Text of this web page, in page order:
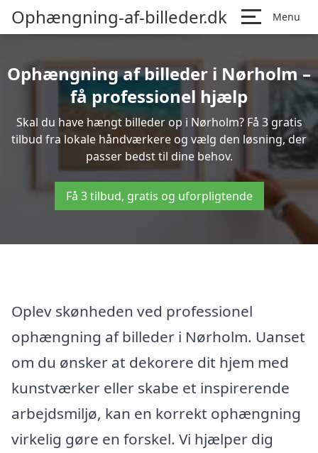
Ophængning-af-billeder.dk Menu
Ophængning af billeder i Nørholm –
få professionel hjælp
Skal du have hængt billeder op i Nørholm? Få 3 gratis
tilbud fra lokale håndværkere og vælg den løsning, der
passer bedst til dine behov.
Få 3 tilbud, gratis og uforpligtende
Oplev skønheden ved professionel
ophængning af billeder i Nørholm. Uanset
om du ønsker at dekorere dit hjem med
kunstværker eller skabe et inspirerende
arbejdsmiljø, kan en korrekt ophængning
virkelig gøre en forskel. Vi hjælper dig